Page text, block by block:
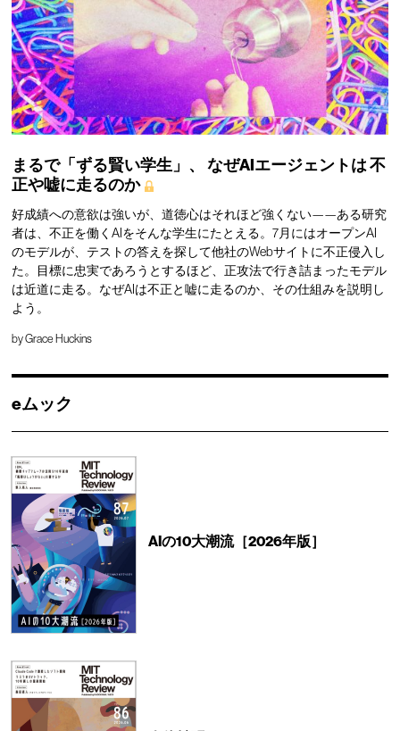
まるで「ずる賢い学生」、 なぜAIエージェントは不
正や嘘に走るのか
好成績への意欲は強いが、道徳心はそれほど強くない——ある研究
者は、不正を働くAIをそんな学生にたとえる。7月にはオープンAI
のモデルが、テストの答えを探して他社のWebサイトに不正侵入し
た。目標に忠実であろうとするほど、正攻法で行き詰まったモデル
は近道に走る。なぜAIは不正と嘘に走るのか、その仕組みを説明し
よう。
byGrace Huckins
eムック
AIの10大潮流［2026年版］